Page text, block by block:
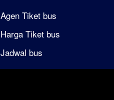
Agen Tiket bus
Harga Tiket bus
Jadwal bus